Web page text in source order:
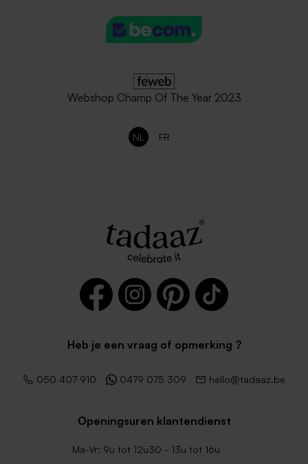
Webshop Champ Of The Year 2023
NL FR
Heb je een vraag of opmerking ?
050 407 910 0479 075 309 hello@tadaaz.be
Openingsuren klantendienst
Ma-Vr: 9u tot 12u30 - 13u tot 16u